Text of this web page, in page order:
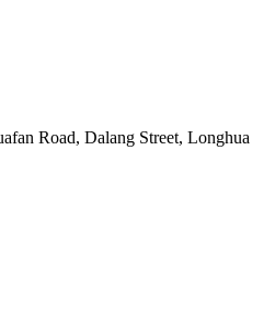
Road, Dalang Street, Longhua